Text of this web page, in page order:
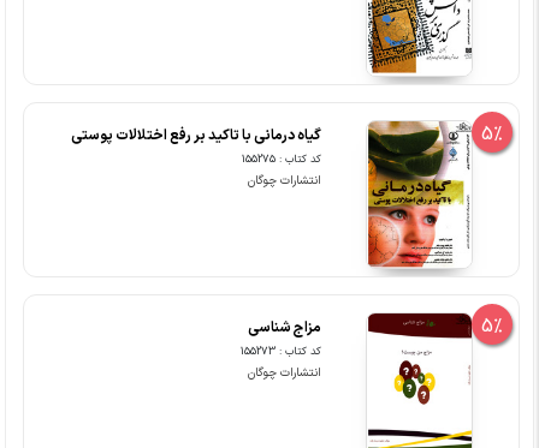
5% گیاه درمانی با تاکید بر رفع اختلالات پوستی
کد کتاب : 155275
انتشارات چوگان
5% مزاج شناسی
کد کتاب : 155273
انتشارات چوگان